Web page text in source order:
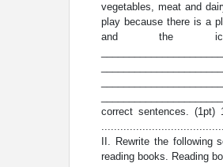
vegetables, meat and
play because there is a
and the
correct sentences.
II. Rewrite the
reading books. Reading